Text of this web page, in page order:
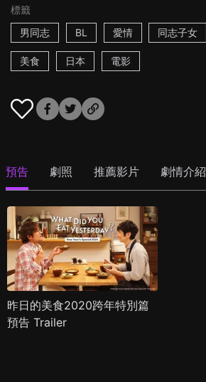
標籤
男同志
BL 愛情 同志子女
美食 日本 電影
預告 劇照 推薦影片 劇情介紹
昨日的美食2020跨年特別篇
預告 Trailer